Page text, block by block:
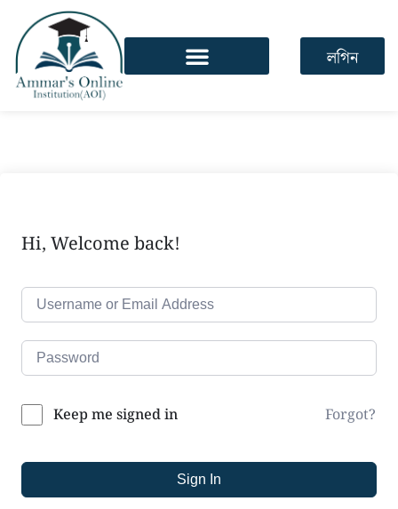
লগিন
Hi, Welcome back!
Keep me signed in Forgot?
Sign In